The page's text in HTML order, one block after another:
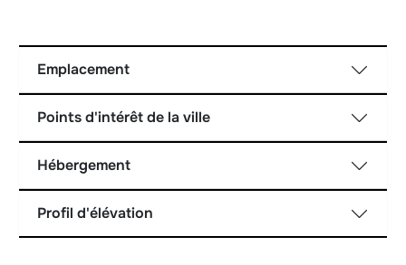
Emplacement
Points d'intérêt de la ville
Hébergement
Profil d'élévation